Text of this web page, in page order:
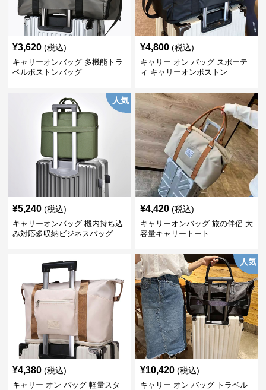
¥3,620 (税込)
キャリーオンバッグ 多機能トラ
ベルボストンバッグ
¥4,800 (税込)
キャリー オン バッグ スポーテ
ィ キャリーオンボストン
人気
¥5,240 (税込)
キャリーオンバッグ 機内持ち込
み対応多収納ビジネスバッグ
¥4,420 (税込)
キャリーオンバッグ 旅の伴侶 大
容量キャリートート
¥4,380 (税込)
キャリー オン バッグ 軽量スタ
人気
¥10,420 (税込)
キャリー オン バッグ トラベル